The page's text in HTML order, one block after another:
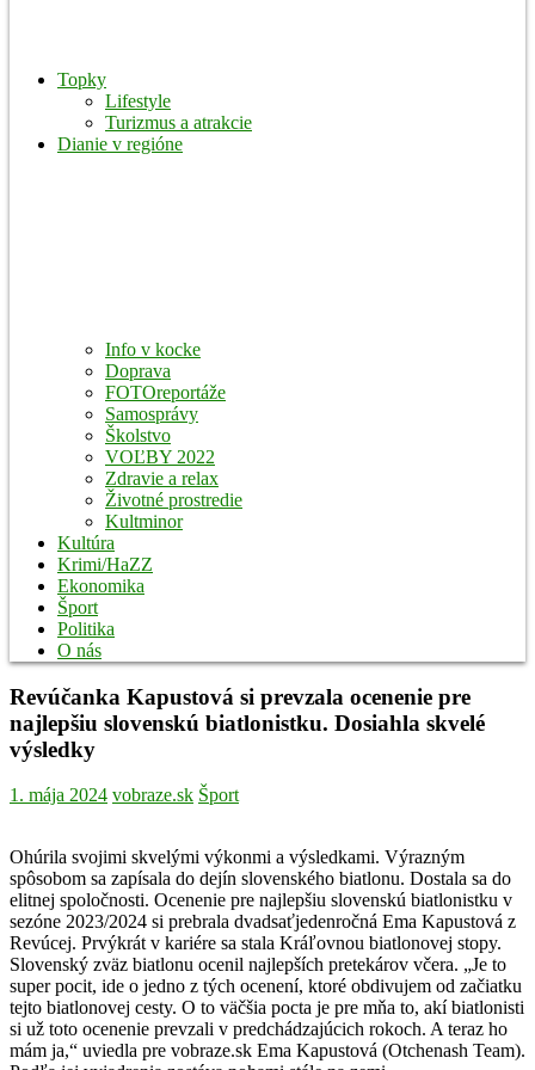
Topky
Lifestyle
Turizmus a atrakcie
Dianie v regióne
Info v kocke
Doprava
FOTOreportáže
Samosprávy
Školstvo
VOĽBY 2022
Zdravie a relax
Životné prostredie
Kultminor
Kultúra
Krimi/HaZZ
Ekonomika
Šport
Politika
O nás
Revúčanka Kapustová si prevzala ocenenie pre
najlepšiu slovenskú biatlonistku. Dosiahla skvelé
výsledky
1. mája 2024 vobraze.sk Šport
Ohúrila svojimi skvelými výkonmi a výsledkami. Výrazným
spôsobom sa zapísala do dejín slovenského biatlonu. Dostala sa do
elitnej spoločnosti. Ocenenie pre najlepšiu slovenskú biatlonistku v
sezóne 2023/2024 si prebrala dvadsaťjedenročná Ema Kapustová z
Revúcej. Prvýkrát v kariére sa stala Kráľovnou biatlonovej stopy.
Slovenský zväz biatlonu ocenil najlepších pretekárov včera. „Je to
super pocit, ide o jedno z tých ocenení, ktoré obdivujem od začiatku
tejto biatlonovej cesty. O to väčšia pocta je pre mňa to, akí biatlonisti
si už toto ocenenie prevzali v predchádzajúcich rokoch. A teraz ho
mám ja,“ uviedla pre vobraze.sk Ema Kapustová (Otchenash Team).